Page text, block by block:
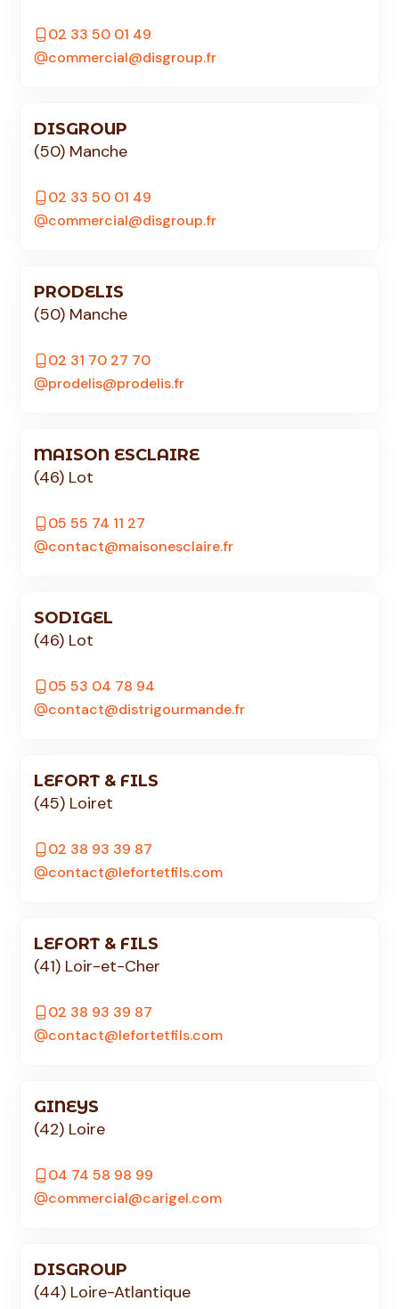
02 33 50 01 49
commercial@disgroup.fr
DISGROUP
(50) Manche
02 33 50 01 49
commercial@disgroup.fr
PRODELIS
(50) Manche
02 31 70 27 70
prodelis@prodelis.fr
MAISON ESCLAIRE
(46) Lot
05 55 74 11 27
contact@maisonesclaire.fr
SODIGEL
(46) Lot
05 53 04 78 94
contact@distrigourmande.fr
LEFORT & FILS
(45) Loiret
02 38 93 39 87
contact@lefortetfils.com
LEFORT & FILS
(41) Loir-et-Cher
02 38 93 39 87
contact@lefortetfils.com
GINEYS
(42) Loire
04 74 58 98 99
commercial@carigel.com
DISGROUP
(44) Loire-Atlantique